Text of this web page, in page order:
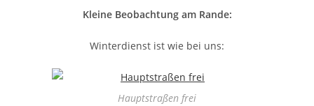
Kleine Beobachtung am Rande:
Winterdienst ist wie bei uns:
Hauptstraßen frei